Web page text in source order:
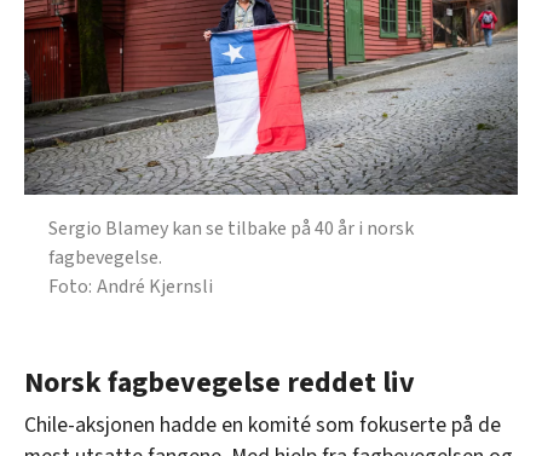
Sergio Blamey kan se tilbake på 40 år i norsk
fagbevegelse.
André Kjernsli
Norsk fagbevegelse reddet liv
Chile-aksjonen hadde en komité som fokuserte på de